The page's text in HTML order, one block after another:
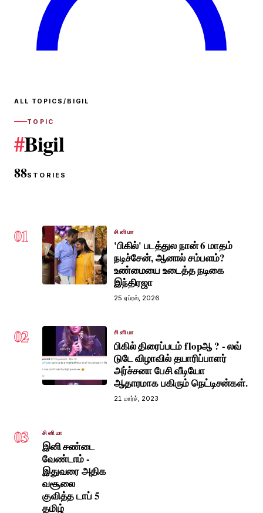
ALL TOPICS / BIGIL
TOPIC
#Bigil
88STORIES
01 சினிமா
'பிகில்' படத்துல நான் 6 மாதம்
நடிச்சேன், ஆனால் சம்பளம்?
உண்மையை உடைத்த நடிகை
இந்திரஜா
25 ஏப்ரல், 2026
02 சினிமா
பிகில் திரைப்படம் flopஆ ? - லவ்
டுடே விழாவில் தயாரிப்பாளர்
அர்ச்சனா பேசி வீடியோ
ஆதாரமாக பகிரும் நெட்டிசன்கள்.
21 மார்ச், 2023
03 சினிமா
இனி சண்டை
வேண்டாம் -
இதுவரை அதிக
வசூலை
குவித்த டாப் 5
தமிழ்